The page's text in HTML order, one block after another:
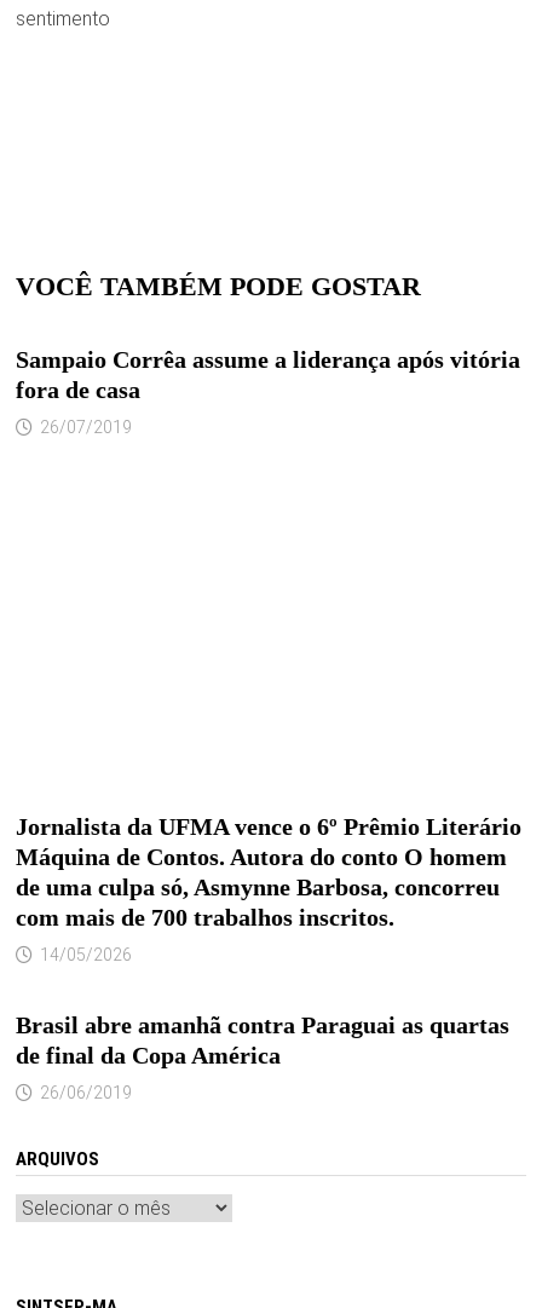
sentimento
VOCÊ TAMBÉM PODE GOSTAR
Sampaio Corrêa assume a liderança após vitória
fora de casa
26/07/2019
Jornalista da UFMA vence o 6º Prêmio Literário
Máquina de Contos. Autora do conto O homem
de uma culpa só, Asmynne Barbosa, concorreu
com mais de 700 trabalhos inscritos.
14/05/2026
Brasil abre amanhã contra Paraguai as quartas
de final da Copa América
26/06/2019
ARQUIVOS
Arquivos